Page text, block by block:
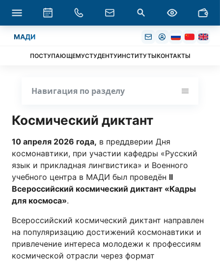
МАДИ
ПОСТУПАЮЩЕМУСТУДЕНТУИНСТИТУТЫКОНТАКТЫ
Космический диктант
10 апреля 2026 года, в преддверии Дня
космонавтики, при участии кафедры «Русский
язык и прикладная лингвистика» и Военного
учебного центра в МАДИ был проведён II
Всероссийский космический диктант «Кадры
для космоса».
Всероссийский космический диктант направлен
на популяризацию достижений космонавтики и
привлечение интереса молодежи к профессиям
космической отрасли через формат
Навигация по разделу